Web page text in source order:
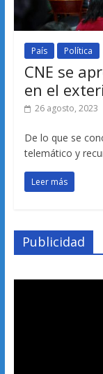
País Política
CNE se
en el
26 agosto, 2023
De lo que se
telemático y
Leer más
Publicidad